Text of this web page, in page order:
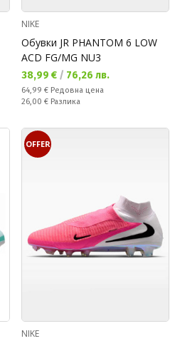
NIKE
Обувки JR PHANTOM 6 LOW
ACD FG/MG NU3
Текуща цена:
38,99 € / 76,26 лв.
Редовна цена:
64,99 € Редовна цена
Спестявате:
26,00 € Разлика
OFFER
NIKE